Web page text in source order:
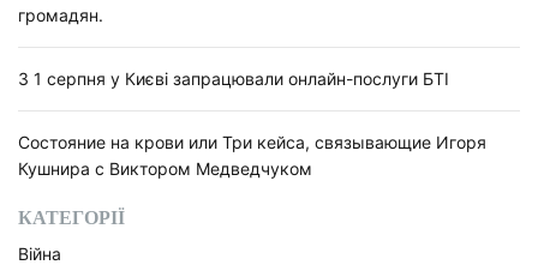
громадян.
З 1 серпня у Києві запрацювали онлайн-послуги БТІ
Состояние на крови или Три кейса, связывающие Игоря
Кушнира с Виктором Медведчуком
КАТЕГОРІЇ
Війна